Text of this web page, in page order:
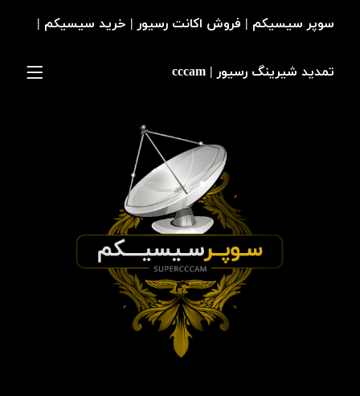
سوپر سیسیکم | فروش اکانت رسیور | خرید سیسیکم |
تمدید شیرینگ رسیور | cccam